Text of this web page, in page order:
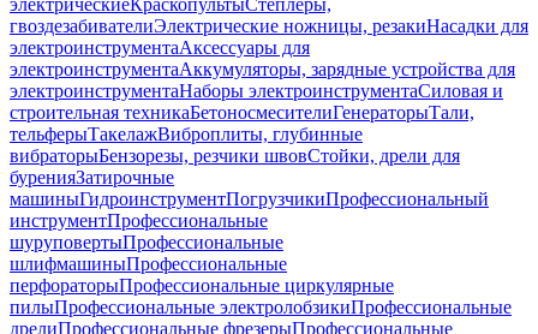
электрическиеКраскопультыСтеплеры,
гвоздезабивателиЭлектрические ножницы, резакиНасадки для
электроинструментаАксессуары для
электроинструментаАккумуляторы, зарядные устройства для
электроинструментаНаборы электроинструментаСиловая и
строительная техникаБетоносмесителиГенераторыТали,
тельферыТакелажВиброплиты, глубинные
вибраторыБензорезы, резчики швовСтойки, дрели для
буренияЗатирочные
машиныГидроинструментПогрузчикиПрофессиональный
инструментПрофессиональные
шуруповертыПрофессиональные
шлифмашиныПрофессиональные
перфораторыПрофессиональные циркулярные
пилыПрофессиональные электролобзикиПрофессиональные
дрелиПрофессиональные фрезерыПрофессиональные